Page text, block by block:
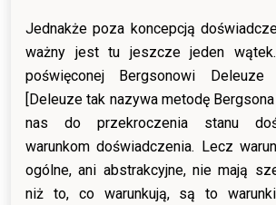
Jednakże poza koncepcją
ważny jest tu jeszcze jeden
poświęconej Bergsonowi Deleuze
[Deleuze tak nazywa metodę
nas do przekroczenia stanu
warunkom doświadczenia. Lecz
ogólne, ani abstrakcyjne, nie mają
niż to, co warunkują, są to